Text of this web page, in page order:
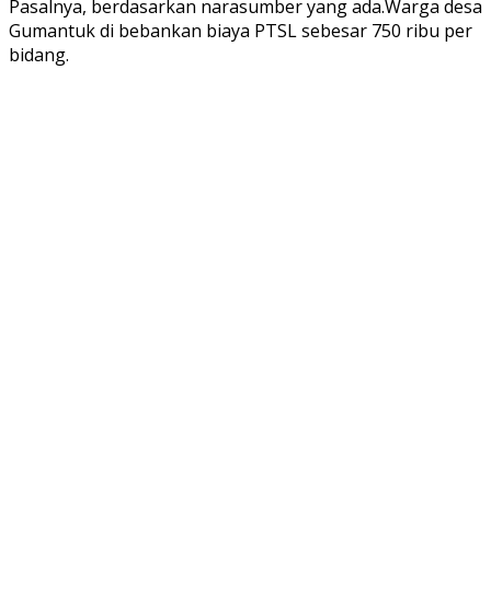
Pasalnya, berdasarkan narasumber yang ada.Warga desa
Gumantuk di bebankan biaya PTSL sebesar 750 ribu per
bidang.